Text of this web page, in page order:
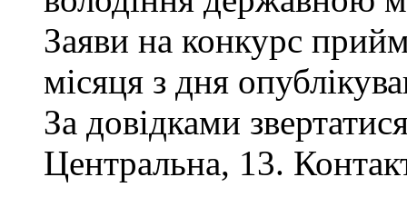
Заяви на конкурс
місяця з дня
За довідками
Центральна, 13.